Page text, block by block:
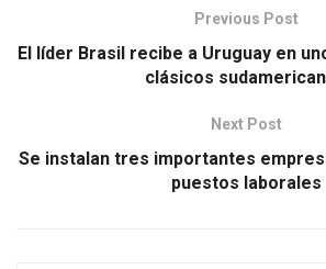
Previous Post
El líder Brasil recibe a Uruguay en
clásicos
Next Post
Se instalan tres importantes
puestos laborales